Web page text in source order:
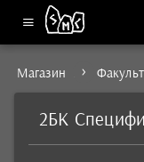
Магазин